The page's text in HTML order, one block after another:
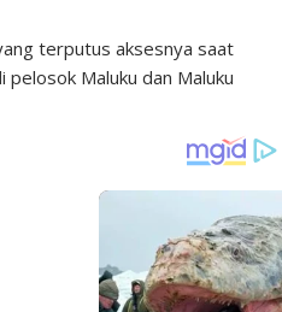
terputus aksesnya saat
Maluku dan Maluku